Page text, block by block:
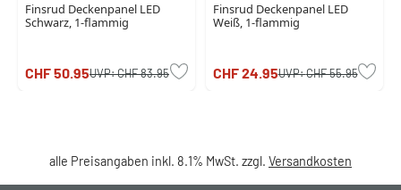
Finsrud Deckenpanel LED
Schwarz, 1-flammig
CHF 50.95UVP:CHF 83.95
Finsrud Deckenpanel LED
Weiß, 1-flammig
CHF 24.95UVP:CHF 55.95
alle Preisangaben inkl. 8.1% MwSt. zzgl. Versandkosten